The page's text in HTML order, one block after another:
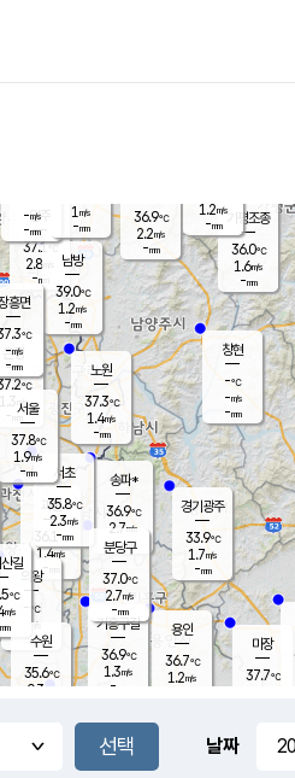
양주
37.1℃
2.8
-mm
과천
36.1℃
1.4m/s
- mm
-mm
용인
36.7℃
1.2m/s
경기광주
33.9℃
1.7m/s
-mm
가평조종
36.0℃
1.6m/s
-mm
36.9℃
2.2m/s
-mm
창현
-℃
-m/s
-mm
1.2m/s
-mm
마장
37.7℃
의왕
- ℃
m/s
mm
은평
℃
1.3 m/s
- mm
노원
37.3℃
1.4m/s
-mm
송파*
36.9℃
2.7m/s
-mm
서초
35.8℃
2.3m/s
-mm
남방
39.0℃
1.2m/s
-mm
기흥구갈
36.9℃
1.3m/s
-
길
℃
m/s
mm
분당구
37.0℃
2.7m/s
-mm
흥면
℃
-m/s
-mm
-m/s
-mm
수원
35.6℃
0.3 m/s
서울
37.8℃
1.9m/s
-mm
1 m/s
-mm
날짜